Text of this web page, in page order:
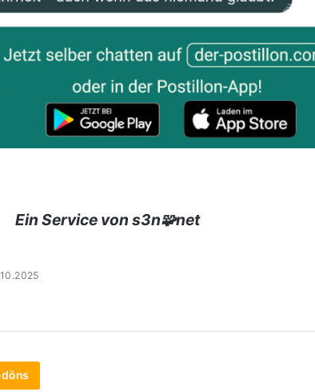
Ein Service von s3n🧩net